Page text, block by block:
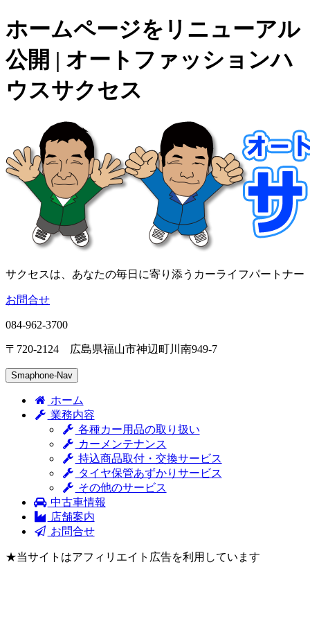
ホームページをリニューアル
公開 | オートファッションハ
ウスサクセス
サクセスは、あなたの毎日に寄り添うカーライフパートナー
お問合せ
084-962-3700
〒720-2124 広島県福山市神辺町川南949-7
Smaphone-Nav
ホーム
業務内容
各種カー用品の取り扱い
カーメンテナンス
持込商品取付・交換サービス
タイヤ保管あずかりサービス
その他のサービス
中古車情報
店舗案内
お問合せ
★当サイトはアフィリエイト広告を利用しています